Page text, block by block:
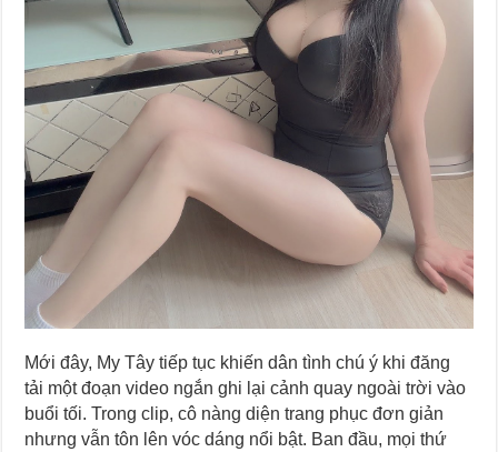
Mới đây, My Tây tiếp tục khiến dân tình chú ý khi đăng
tải một đoạn video ngắn ghi lại cảnh quay ngoài trời vào
buổi tối. Trong clip, cô nàng diện trang phục đơn giản
nhưng vẫn tôn lên vóc dáng nổi bật. Ban đầu, mọi thứ